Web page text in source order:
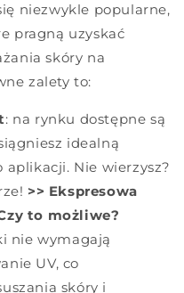
niezwykle popularne,
pragną uzyskać
skóry na
zalety to:
: na rynku dostępne są
idealną
Nie wierzysz?
>> Ekspresowa
to możliwe?
nie wymagają
UV, co
skóry i